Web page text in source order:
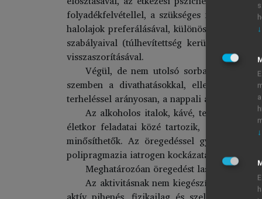
folyadékfelvétellel, a szükséges
halolajok preferálásával, különös tekintettel
szabályaival (túlhevítettség kerülése), a
visszaszorításával.
Végül, de nem utolsó sorban a
szemben a divathatásokkal, ellenőrizetlen
terheléssel arányosan, a nappali aktivitáshoz
Az alkoholos italok, kávé, tea, élénkítők
életkor feladatai közé tartozik, de az
minősíthetők. Az öregedéssel gyakribbá
polipragmazia iatrogen kockázataival még
Meghatározóan öregedést lassító hatása
Az aktivitásnak nem kiegészítő, hanem
↓
↓